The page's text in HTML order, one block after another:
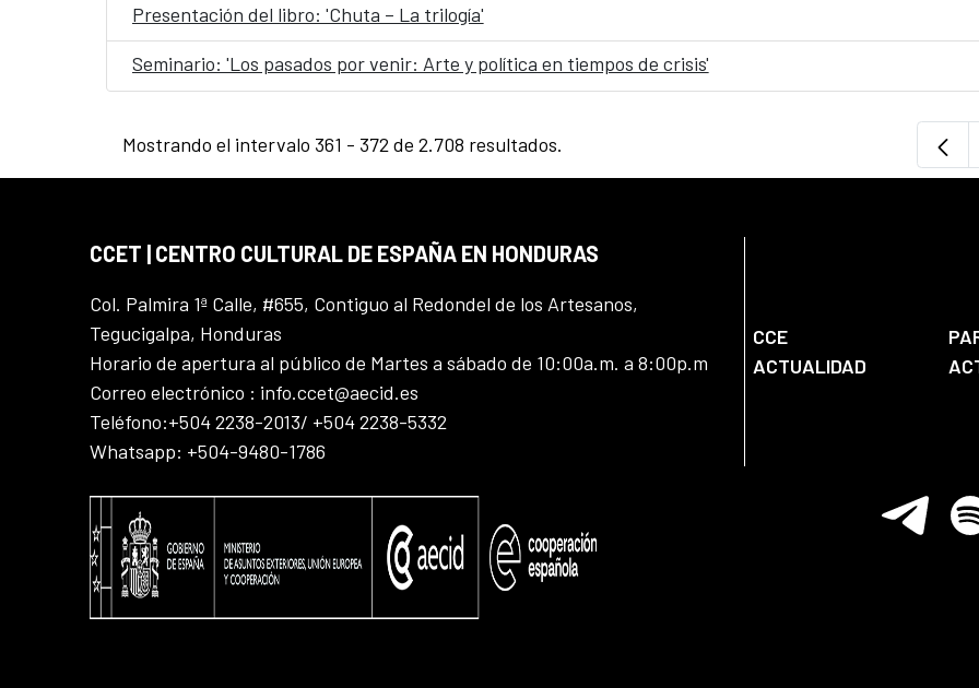
Presentación del libro: 'Chuta – La trilogía'
Seminario: 'Los pasados por venir: Arte y política en tiempos de crisis'
Mostrando el intervalo 361 - 372 de 2.708 resultados.
CCET | CENTRO CULTURAL DE ESPAÑA EN HONDURAS
Col. Palmira 1ª Calle, #655, Contiguo al Redondel de los Artesanos,
Tegucigalpa, Honduras
Horario de apertura al público de Martes a sábado de 10:00a.m. a 8:00p.m
Correo electrónico : info.ccet@aecid.es
Teléfono:+504 2238-2013/ +504 2238-5332
Whatsapp: +504-9480-1786
CCE
ACTUALIDAD
Telegram